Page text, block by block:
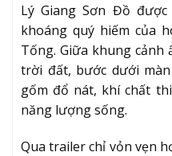
Lý Giang Sơn Đồ
khoáng quý hiếm của
Tống. Giữa khung cảnh
trời đất, bước dưới
gốm đổ nát, khí chất
năng lượng sống.
Qua trailer chỉ vỏn vẹn